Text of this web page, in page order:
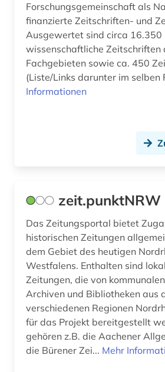
archivwesen (2)
archäologie (11)
archäologische funde (1)
archäologische stätte (1)
art (1)
arthur (2)
artificial life (1)
aruba (1)
arzneimittel (1)
Roemisches Reich (2)
Rumänien (7)
Russland, Sowjetunion (14)
Saarland (3)
Schweiz (33)
Serbien (6)
Skandinavien (2)
Slowakei (8)
Slowenien (6)
Spanien (14)
Suedamerika (11)
Forschungsgemeinschaft als
finanzierte Zeitschriften- und
Ausgewertet sind circa 16.350
wissenschaftliche Zeitschriften
Fachgebieten sowie ca. 450
Informationen
zeit.punktNRW
Das Zeitungsportal bietet
historischen Zeitungen
dem Gebiet des heutigen
Westfalens. Enthalten sind
Zeitungen, die von
Archiven und Bibliotheken aus
verschiedenen Regionen
für das Projekt bereitgestellt
gehören z.B. die Aachener
die Bürener Zei... Mehr